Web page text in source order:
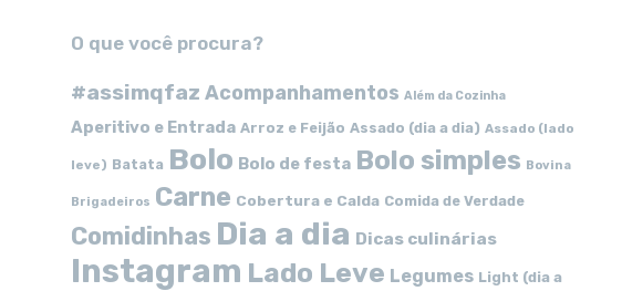
O que você procura?
#assimqfaz Acompanhamentos Além da Cozinha
Aperitivo e Entrada Arroz e Feijão Assado (dia a dia) Assado (lado
leve) Batata Bolo Bolo de festa Bolo simples Bovina
Brigadeiros Carne Cobertura e Calda Comida de Verdade
Comidinhas Dia a dia Dicas culinárias
Instagram Lado Leve Legumes Light (dia a